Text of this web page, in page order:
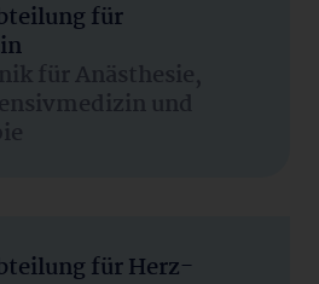
für
für Anästhesie,
und
für Herz-